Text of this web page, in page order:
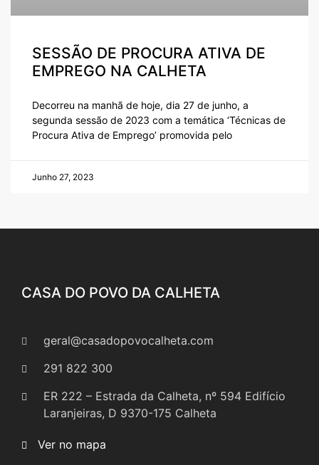
SESSÃO DE PROCURA ATIVA DE
EMPREGO NA CALHETA
Decorreu na manhã de hoje, dia 27 de junho, a
segunda sessão de 2023 com a temática ‘Técnicas de
Procura Ativa de Emprego’ promovida pelo
Junho 27, 2023
CASA DO POVO DA CALHETA
geral@casadopovocalheta.com
291 822 300
ER 222 – Estrada da Calheta, nº 594 Edifício
Laranjeiras, D 9370-175 Calheta
Ver no mapa